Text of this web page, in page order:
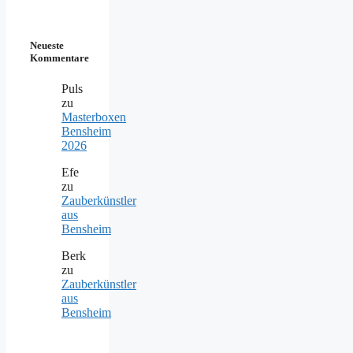
Neueste
Kommentare
Puls
zu
Masterboxen
Bensheim
2026
Efe
zu
Zauberkünstler
aus
Bensheim
Berk
zu
Zauberkünstler
aus
Bensheim